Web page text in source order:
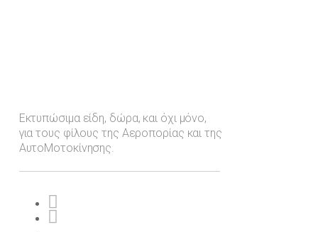
Εκτυπώσιμα είδη, δώρα, και όχι μόνο,
για τους φίλους της Αεροπορίας και της
ΑυτοΜοτοκίνησης.